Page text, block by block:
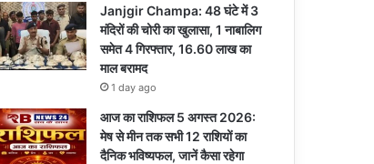
Janjgir Champa: 48 घंटे में 3
मंदिरों की चोरी का खुलासा, 1 नाबालिग
समेत 4 गिरफ्तार, 16.60 लाख का
माल बरामद
1 day ago
आज का राशिफल 5 अगस्त 2026:
मेष से मीन तक सभी 12 राशियों का
दैनिक भविष्यफल, जानें कैसा रहेगा